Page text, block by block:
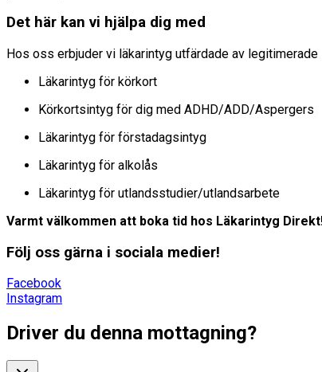
Det här kan vi hjälpa dig med
Hos oss erbjuder vi läkarintyg utfärdade av legitimerade
Läkarintyg för körkort
Körkortsintyg för dig med ADHD/ADD/Aspergers
Läkarintyg för förstadagsintyg
Läkarintyg för alkolås
Läkarintyg för utlandsstudier/utlandsarbete
Varmt välkommen att boka tid hos Läkarintyg
Följ oss gärna i sociala medier!
Facebook
Instagram
Driver du denna mottagning?